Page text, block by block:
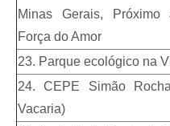
Minas Gerais,
Força do Amor
23. Parque ecológico na
24. CEPE Simão
Vacaria)